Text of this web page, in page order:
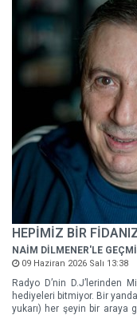
HEPİMİZ BİR
NAİM DİLMENER'LE
09 Haziran 2026 Salı 13:38
Radyo D’nin D.J’lerinden
hediyeleri bitmiyor. Bir
yukarı) her şeyin bir araya